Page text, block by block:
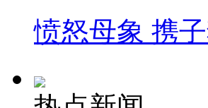
愤怒母象 携